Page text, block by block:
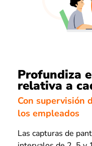
Profundiza
relativa a
Con supervisión
los empleados
Las capturas de